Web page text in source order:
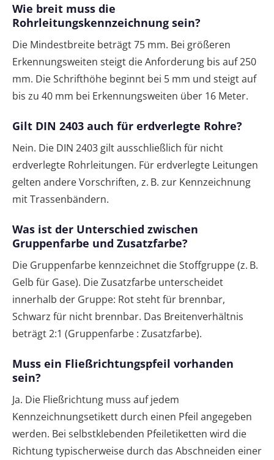
Wie breit muss die
Rohrleitungskennzeichnung sein?
Die Mindestbreite beträgt 75 mm. Bei größeren
Erkennungsweiten steigt die Anforderung bis auf 250
mm. Die Schrifthöhe beginnt bei 5 mm und steigt auf
bis zu 40 mm bei Erkennungsweiten über 16 Meter.
Gilt DIN 2403 auch für erdverlegte Rohre?
Nein. Die DIN 2403 gilt ausschließlich für nicht
erdverlegte Rohrleitungen. Für erdverlegte Leitungen
gelten andere Vorschriften, z. B. zur Kennzeichnung
mit Trassenbändern.
Was ist der Unterschied zwischen
Gruppenfarbe und Zusatzfarbe?
Die Gruppenfarbe kennzeichnet die Stoffgruppe (z. B.
Gelb für Gase). Die Zusatzfarbe unterscheidet
innerhalb der Gruppe: Rot steht für brennbar,
Schwarz für nicht brennbar. Das Breitenverhältnis
beträgt 2:1 (Gruppenfarbe : Zusatzfarbe).
Muss ein Fließrichtungspfeil vorhanden
sein?
Ja. Die Fließrichtung muss auf jedem
Kennzeichnungsetikett durch einen Pfeil angegeben
werden. Bei selbstklebenden Pfeiletiketten wird die
Richtung typischerweise durch das Abschneiden einer